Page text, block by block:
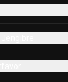
Oriental
envuelto en
$7.100